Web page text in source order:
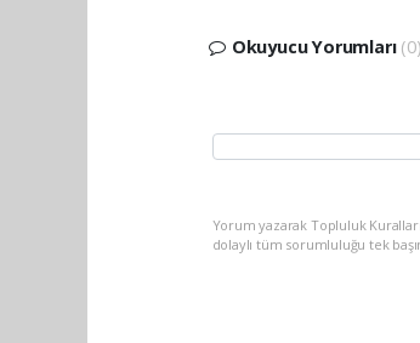
Okuyucu Yorumları (0)
Yorum yazarak Topluluk
dolaylı tüm sorumluluğu tek